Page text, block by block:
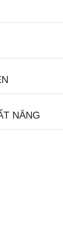
NĂNG